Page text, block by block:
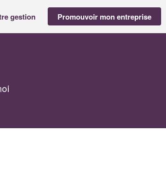
gestion Promouvoir mon entreprise